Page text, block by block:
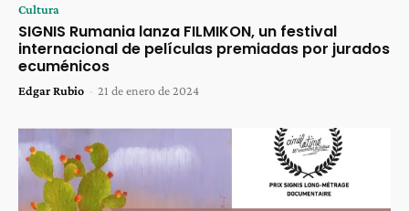
Cultura
SIGNIS Rumania lanza FILMIKON, un festival
internacional de películas premiadas por jurados
ecuménicos
Edgar Rubio - 21 de enero de 2024